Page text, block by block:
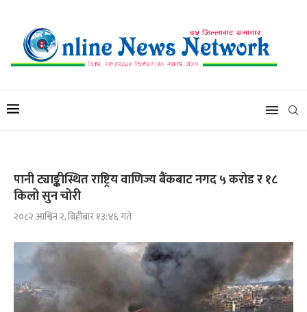
पानी ट्याङ्कीस्थित राष्ट्रिय वाणिज्य बैंकबाट नगद ५ करोड र १८
किलो सुन चोरी
२०८२ आश्विन २, बिहीबार १३:४६ गते